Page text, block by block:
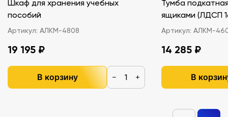
Шкаф для хранения учебных
пособий
Артикул: АЛКМ-4808
19 195 ₽
В корзину − +
Тумба
ящиками
Артикул: АЛКМ-
14 285 ₽
В